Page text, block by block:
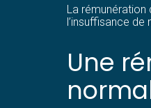
La rémunération
l’insuffisance
Une